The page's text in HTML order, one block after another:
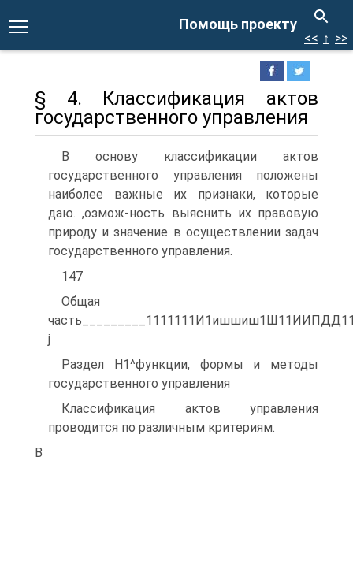
Помощь проекту
<< ↑ >>
§ 4. Классификация актов
государственного управления
В основу классификации актов
государственного управления положены
наиболее важные их признаки, которые
даю. ,озмож-ность выяснить их правовую
природу и значение в осуществлении задач
государственного управления.
147
Общая
j
Раздел Н1^функции, формы и методы
государственного управления
Классификация актов управления
проводится по различным критериям.
В